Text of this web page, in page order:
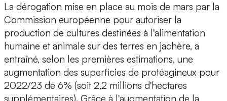
La dérogation mise en place au mois de mars par la
Commission européenne pour autoriser la
production de cultures destinées à l'alimentation
humaine et animale sur des terres en jachère, a
entraîné, selon les premières estimations, une
augmentation des superficies de protéagineux pour
2022/23 de 6% (soit 2,2 millions d'hectares
supplémentaires). Grâce à l'augmentation de la